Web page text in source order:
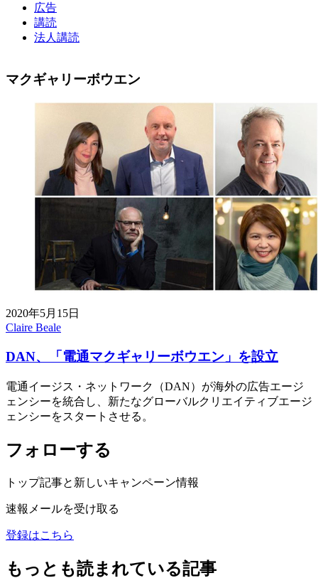
広告
講読
法人講読
マクギャリーボウエン
2020年5月15日
Claire Beale
DAN、「電通マクギャリーボウエン」を設立
電通イージス・ネットワーク（DAN）が海外の広告エージ
ェンシーを統合し、新たなグローバルクリエイティブエージ
ェンシーをスタートさせる。
フォローする
トップ記事と新しいキャンペーン情報
速報メールを受け取る
登録はこちら
もっとも読まれている記事